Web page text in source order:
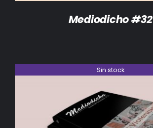
Mediodicho #32
Sin stock